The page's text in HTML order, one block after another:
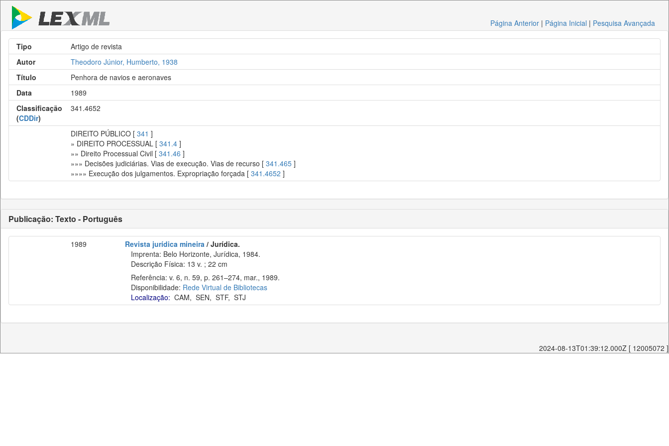
Página Anterior | Página Inicial | Pesquisa Avançada
Tipo
Artigo de revista
Autor
Theodoro Júnior, Humberto, 1938
Título
Penhora de navios e aeronaves
Data
1989
Classificação
(CDDir)
341.4652
DIREITO PÚBLICO [ 341 ]
» DIREITO PROCESSUAL [ 341.4 ]
»» Direito Processual Civil [ 341.46 ]
»»» Decisões judiciárias. Vias de execução. Vias de recurso [ 341.465 ]
»»»» Execução dos julgamentos. Expropriação forçada [ 341.4652 ]
Publicação: Texto - Português
1989 Revista jurídica mineira / Jurídica.
Imprenta: Belo Horizonte, Jurídica, 1984.
Descrição Física: 13 v. ; 22 cm
Referência: v. 6, n. 59, p. 261–274, mar., 1989.
Disponibilidade: Rede Virtual de Bibliotecas
Localização: CAM, SEN, STF, STJ
2024-08-13T01:39:12.000Z [ 12005072 ]